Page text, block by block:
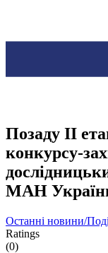
Позаду ІІ
конкурсу-
МАН
Останні новини/
Ratings
(0)